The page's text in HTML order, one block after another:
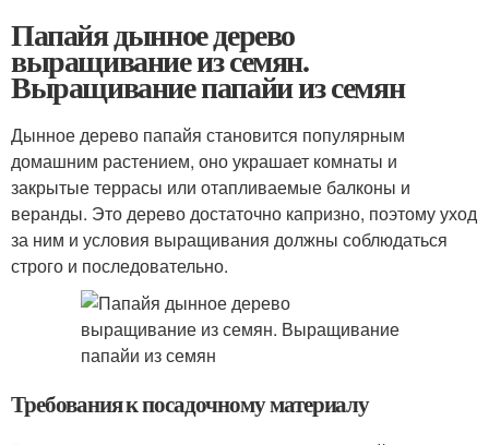
Папайя дынное дерево
выращивание из семян.
Выращивание папайи из семян
Дынное дерево папайя становится популярным
домашним растением, оно украшает комнаты и
закрытые террасы или отапливаемые балконы и
веранды. Это дерево достаточно капризно, поэтому уход
за ним и условия выращивания должны соблюдаться
строго и последовательно.
Требования к посадочному материалу